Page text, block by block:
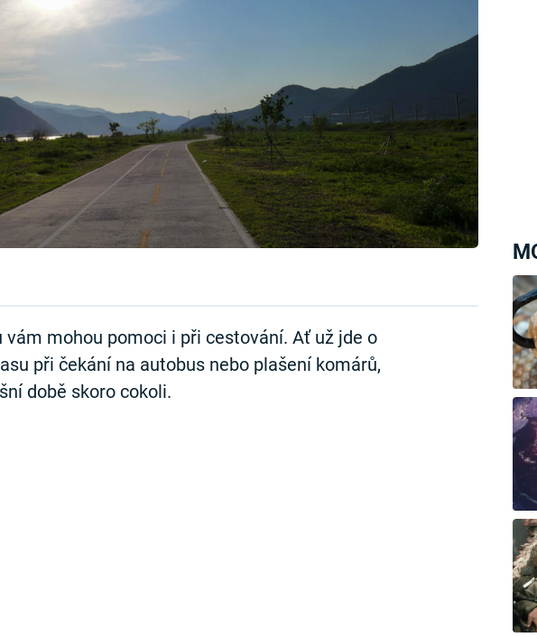
mohou pomoci i při cestování. Ať už jde o
při čekání na autobus nebo plašení komárů,
době skoro cokoli.